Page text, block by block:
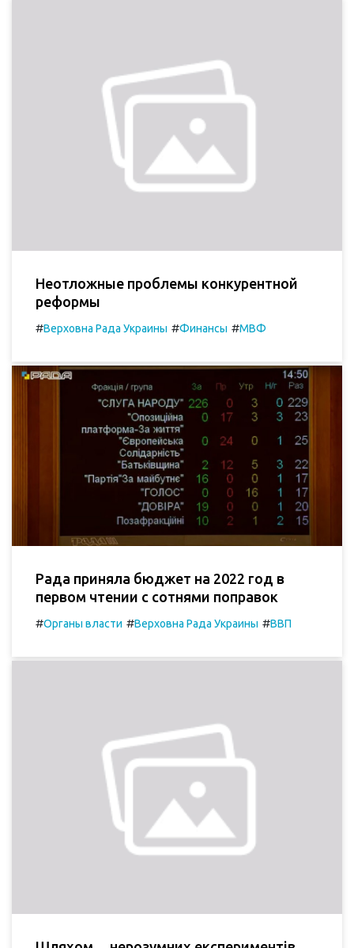
Неотложные проблемы конкурентной
реформы
#Верховна Рада Украины #Финансы #МВФ
Рада приняла бюджет на 2022 год в
первом чтении с сотнями поправок
#Органы власти #Верховна Рада Украины #ВВП